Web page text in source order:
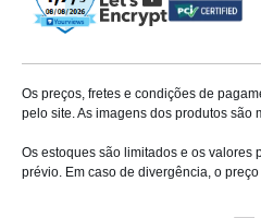
Os preços, fretes e condições de
pelo site. As imagens dos produtos são
Os estoques são limitados e os valores
prévio. Em caso de divergência, o